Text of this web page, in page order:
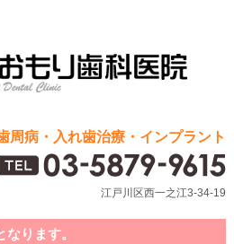
周病・入れ歯治療・インプラント
江戸川区西一之江3-34-19
ります。